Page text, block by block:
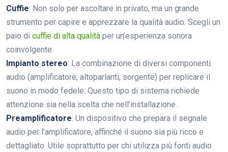
Cuffie: Non solo per ascoltare in privato, ma un grande
strumento per capire e apprezzare la qualità audio. Scegli un
paio di cuffie di alta qualità per un’esperienza sonora
coinvolgente.
Impianto stereo: La combinazione di diversi componenti
audio (amplificatore, altoparlanti, sorgente) per replicare il
suono in modo fedele. Questo tipo di sistema richiede
attenzione sia nella scelta che nell’installazione.
Preamplificatore: Un dispositivo che prepara il segnale
audio per l’amplificatore, affinché il suono sia più ricco e
dettagliato. Utile soprattutto per chi utilizza più fonti audio.